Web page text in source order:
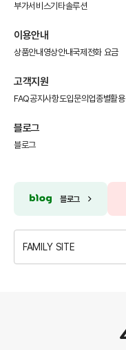
부가서비스기타솔루션
이용안내
상품안내 영상안내국제전화 요금
고객지원
FAQ공지사항도입문의 업종별활용
블로그
블로그
블로그
FAMILY SITE